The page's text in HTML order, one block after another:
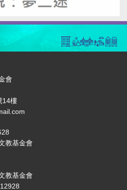
會
14樓
教基金會
教基金會